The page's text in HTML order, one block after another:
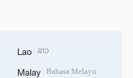
Lao ລາວ
Malay Bahasa Melayu